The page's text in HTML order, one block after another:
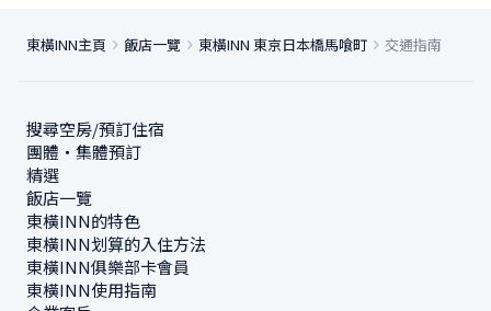
東橫INN主頁 飯店一覽 東橫INN 東京日本橋馬喰町 交通指南
搜尋空房/預訂住宿
團體・集體預訂
精選
飯店一覽
東橫INN的特色
東橫INN划算的入住方法
東橫INN俱樂部卡會員
東橫INN使用指南